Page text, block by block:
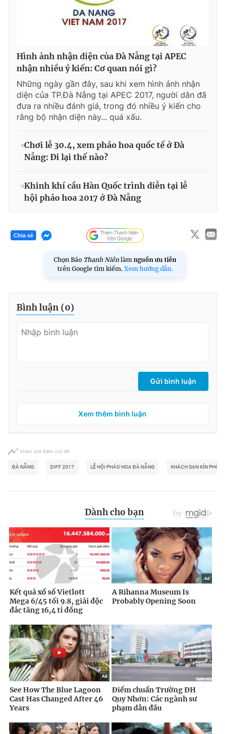
Hình ảnh nhận diện của Đà Nẵng tại APEC
nhận nhiều ý kiến: Cơ quan nói gì?
Những ngày gần đây, sau khi xem hình ảnh nhận
diện của TP.Đà Nẵng tại APEC 2017, người dân đã
đưa ra nhiều đánh giá, trong đó nhiều ý kiến cho
rằng bộ nhận diện này... quá xấu.
Chơi lễ 30.4, xem pháo hoa quốc tế ở Đà
Nẵng: Đi lại thế nào?
Khinh khí cầu Hàn Quốc trình diễn tại lễ
hội pháo hoa 2017 ở Đà Nẵng
Chia sẻ
Chọn Báo Thanh Niên làm nguồn ưu tiên
trên Google tìm kiếm. Xem hướng dẫn.
Bình luận (0)
Gửi bình luận
Xem thêm bình luận
Khám phá thêm chủ đề
ĐÀ NẴNG DIFF 2017 LỄ HỘI PHÁO HOA ĐÀ NẴNG KHÁCH SẠN KÍN